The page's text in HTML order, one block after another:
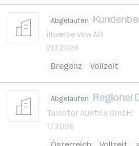
Abgelaufen
illwerke vkw AG
21.7.2026
Bregenz
Vollzeit
Abgelaufen Regional
Talentor Austria GmbH
1.7.2026